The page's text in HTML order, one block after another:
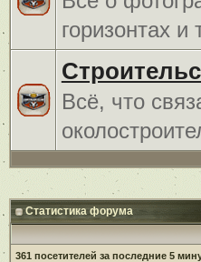
горизонтах и
Всё, что
Статистика форума
361 посетителей за последние 5